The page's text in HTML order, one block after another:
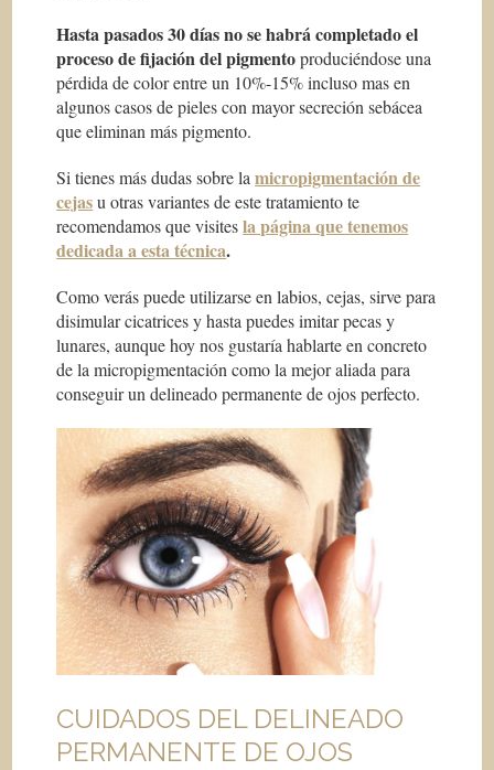
Hasta pasados 30 días no se habrá completado el
proceso de fijación del pigmentoproduciéndose una
pérdida de color entre un 10%-15% incluso mas en
algunos casos de pieles con mayor secreción sebácea
que eliminan más pigmento.
Si tienes más dudas sobre lamicropigmentación de
cejasu otras variantes de este tratamiento te
recomendamos que visitesla página que tenemos
dedicada a esta técnica.
Como verás puede utilizarse en labios, cejas, sirve para
disimular cicatrices y hasta puedes imitar pecas y
lunares, aunque hoy nos gustaría hablarte en concreto
de la micropigmentación como la mejor aliada para
conseguir un delineado permanente de ojos perfecto.
CUIDADOS DEL DELINEADO
PERMANENTE DE OJOS